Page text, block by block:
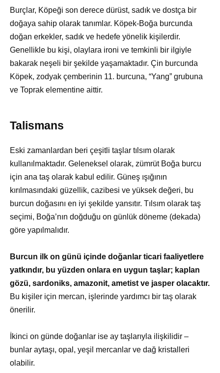
Burçlar, Köpeği son derece dürüst, sadık ve dostça bir
doğaya sahip olarak tanımlar. Köpek-Boğa burcunda
doğan erkekler, sadık ve hedefe yönelik kişilerdir.
Genellikle bu kişi, olaylara ironi ve temkinli bir ilgiyle
bakarak neşeli bir şekilde yaşamaktadır. Çin burcunda
Köpek, zodyak çemberinin 11. burcuna, “Yang” grubuna
ve Toprak elementine aittir.
Talismans
Eski zamanlardan beri çeşitli taşlar tılsım olarak
kullanılmaktadır. Geleneksel olarak, zümrüt Boğa burcu
için ana taş olarak kabul edilir. Güneş ışığının
kırılmasındaki güzellik, cazibesi ve yüksek değeri, bu
burcun doğasını en iyi şekilde yansıtır. Tılsım olarak taş
seçimi, Boğa’nın doğduğu on günlük döneme (dekada)
göre yapılmalıdır.
Burcun ilk on günü içinde doğanlar ticari faaliyetlere
yatkındır, bu yüzden onlara en uygun taşlar; kaplan
gözü, sardoniks, amazonit, ametist ve jasper olacaktır.
Bu kişiler için mercan, işlerinde yardımcı bir taş olarak
önerilir.
İkinci on günde doğanlar ise ay taşlarıyla ilişkilidir –
bunlar aytaşı, opal, yeşil mercanlar ve dağ kristalleri
olabilir.